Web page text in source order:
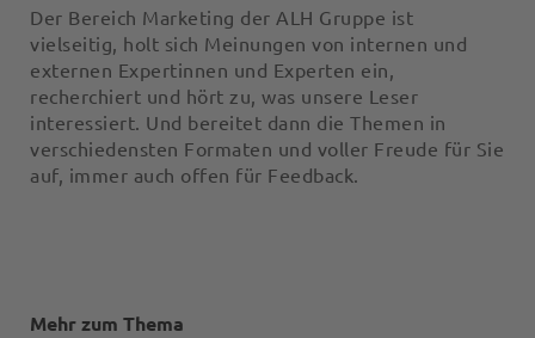
Der Bereich Marketing der ALH Gruppe ist
vielseitig, holt sich Meinungen von internen und
externen Expertinnen und Experten ein,
recherchiert und hört zu, was unsere Leser
interessiert. Und bereitet dann die Themen in
verschiedensten Formaten und voller Freude für Sie
auf, immer auch offen für Feedback.
Mehr zum Thema